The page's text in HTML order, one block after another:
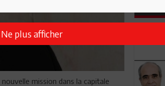
mission dans la capitale
Ne plus afficher